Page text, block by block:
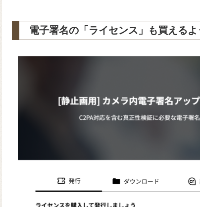
電子署名の「ライセンス」も買えるよ